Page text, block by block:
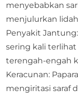
menyebabkan
menjulurkan
Penyakit
sering kali
terengah-engah
Keracunan:
mengiritasi saraf